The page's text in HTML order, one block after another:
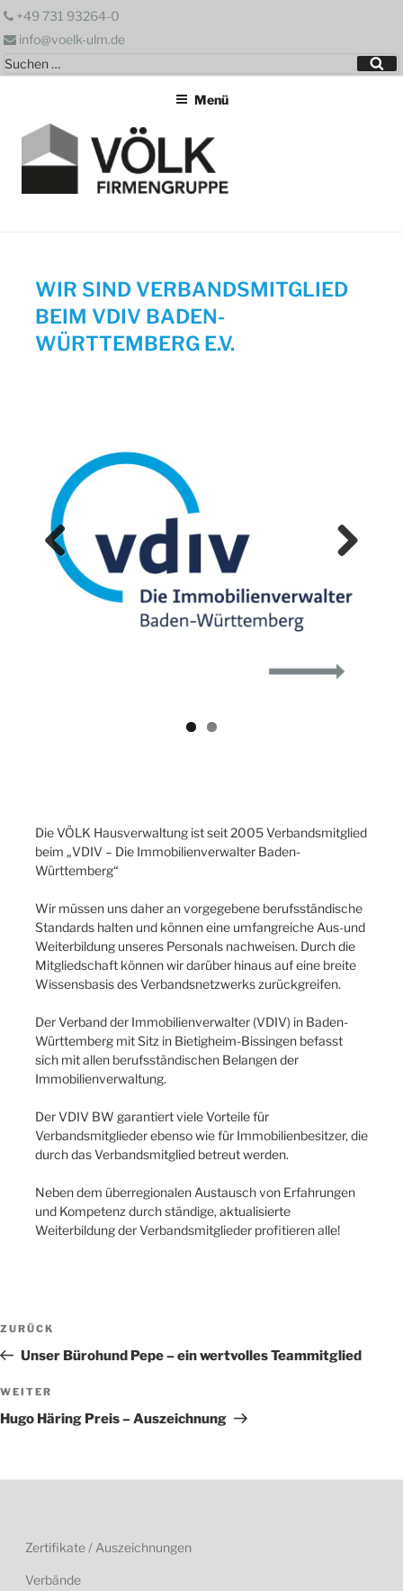
Zum
springen
+49 731 93264-0
info@voelk-ulm.de
Suchen
nach:
Menü
WIR SIND VERBANDSMITGLIED
BEIM VDIV BADEN-
WÜRTTEMBERG E.V.
Previ
Die VÖLK Hausverwaltung ist seit 2005 Verbandsmitglied
beim „VDIV – Die Immobilienverwalter Baden-
Württemberg“
Wir müssen uns daher an vorgegebene berufsständische
Standards halten und können eine umfangreiche Aus-und
Weiterbildung unseres Personals nachweisen. Durch die
Mitgliedschaft können wir darüber hinaus auf eine breite
Wissensbasis des Verbandsnetzwerks zurückgreifen.
Der Verband der Immobilienverwalter (VDIV) in Baden-
Württemberg mit Sitz in Bietigheim-Bissingen befasst
sich mit allen berufsständischen Belangen der
Immobilienverwaltung.
Der VDIV BW garantiert viele Vorteile für
Verbandsmitglieder ebenso wie für Immobilienbesitzer, die
durch das Verbandsmitglied betreut werden.
Neben dem überregionalen Austausch von Erfahrungen
und Kompetenz durch ständige, aktualisierte
Weiterbildung der Verbandsmitglieder profitieren alle!
Beitragsnavigation
Vorheriger
Beitrag
ZURÜCK
Unser Bürohund Pepe – ein wertvolles Teammitglied
Nächster
Beitrag
WEITER
Hugo Häring Preis – Auszeichnung
Zertifikate / Auszeichnungen
Verbände